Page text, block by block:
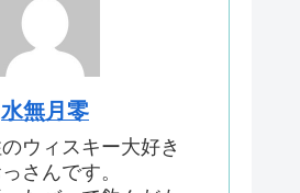
水無月零
ウィスキー大好き
さんです。